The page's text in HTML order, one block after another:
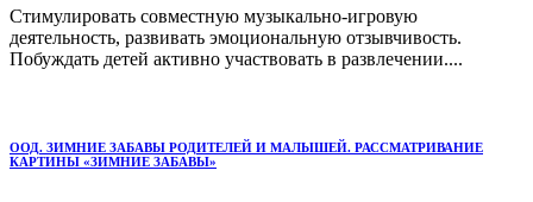
Стимулировать совместную музыкально-игровую
деятельность, развивать эмоциональную отзывчивость.
Побуждать детей активно участвовать в развлечении....
ООД. ЗИМНИЕ ЗАБАВЫ РОДИТЕЛЕЙ И МАЛЫШЕЙ. РАССМАТРИВАНИЕ
КАРТИНЫ «ЗИМНИЕ ЗАБАВЫ»